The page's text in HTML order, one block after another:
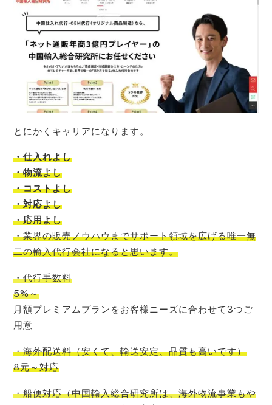
とにかくキャリアになります。
・仕入れよし
・物流よし
・コストよし
・対応よし
・応用よし
・業界の販売ノウハウまでサポート領域を広げる唯一無
二の輸入代行会社になると思います。
・代行手数料
5%～
月額プレミアムプランをお客様ニーズに合わせて3つご
用意
・海外配送料（安くて、輸送安定、品質も高いです）
8元～対応
・船便対応（中国輸入総合研究所は、海外物流事業もや